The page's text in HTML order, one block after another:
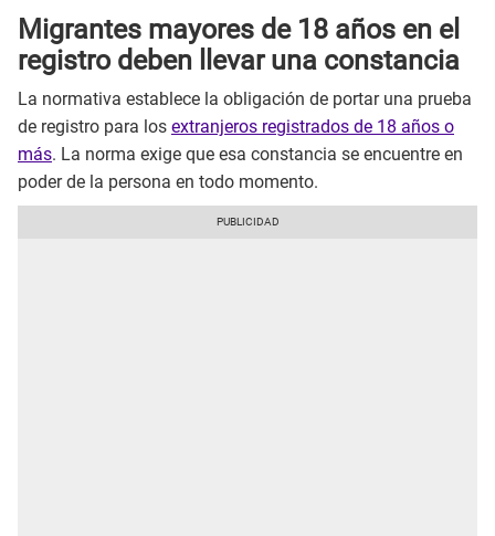
Migrantes mayores de 18 años en el
registro deben llevar una constancia
La normativa establece la obligación de portar una prueba
de registro para los extranjeros registrados de 18 años o
más. La norma exige que esa constancia se encuentre en
poder de la persona en todo momento.